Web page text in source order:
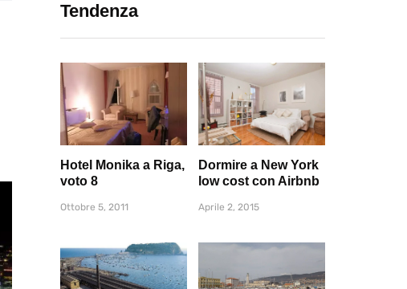
Tendenza
Hotel Monika a Riga,
voto 8
Ottobre 5, 2011
Dormire a New York
low cost con Airbnb
Aprile 2, 2015